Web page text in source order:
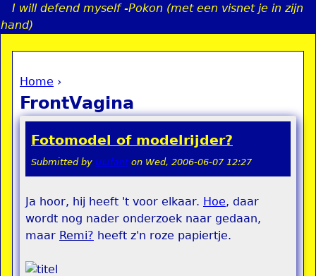
Jump to navigation
I will defend myself -Pokon (met een visnet je in zijn
hand)
You are here
Home ›
FrontVagina
Fotomodel of modelrijder?
Submitted by ULIfanton Wed, 2006-06-07 12:27
Ja hoor, hij heeft 't voor elkaar. Hoe, daar
wordt nog nader onderzoek naar gedaan,
maar Remi? heeft z'n roze papiertje.